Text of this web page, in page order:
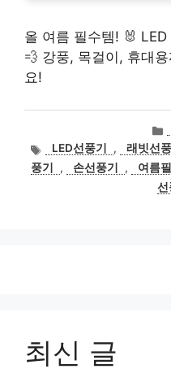
올 여름 필수템! 🐰
💨 강풍, 목걸이, 휴대
요!
태
그
LED선풍기 , 래빗선풍
풍기
, 손선풍기 , 여름
선
최신 글